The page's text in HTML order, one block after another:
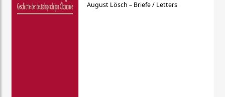
August Lösch – Briefe / Letters